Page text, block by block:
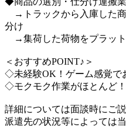
→トラックから入庫した
分け
→集荷した荷物をプラッ
＜おすすめPOINT♪＞
◇未経験OK！ゲーム感覚で
◇モクモク作業がほとんど
詳細については面談時にご
派遣先の状況等によっては